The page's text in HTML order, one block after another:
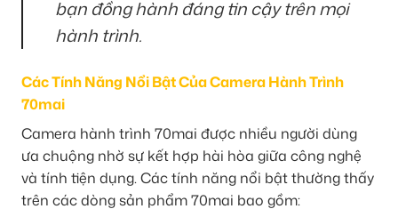
bạn đồng hành đáng tin cậy trên mọi
hành trình.
Các Tính Năng Nổi Bật Của Camera Hành Trình
70mai
Camera hành trình 70mai được nhiều người dùng
ưa chuộng nhờ sự kết hợp hài hòa giữa công nghệ
và tính tiện dụng. Các tính năng nổi bật thường thấy
trên các dòng sản phẩm 70mai bao gồm: